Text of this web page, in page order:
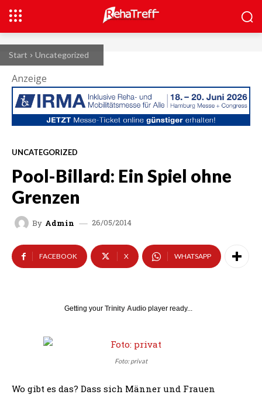
Start Uncategorized
Anzeige
UNCATEGORIZED
Pool-Billard: Ein Spiel ohne
Grenzen
By Admin 26/05/2014
FACEBOOK X WHATSAPP
Getting your Trinity Audio player ready...
Foto: privat
Wo gibt es das? Dass sich Männer und Frauen